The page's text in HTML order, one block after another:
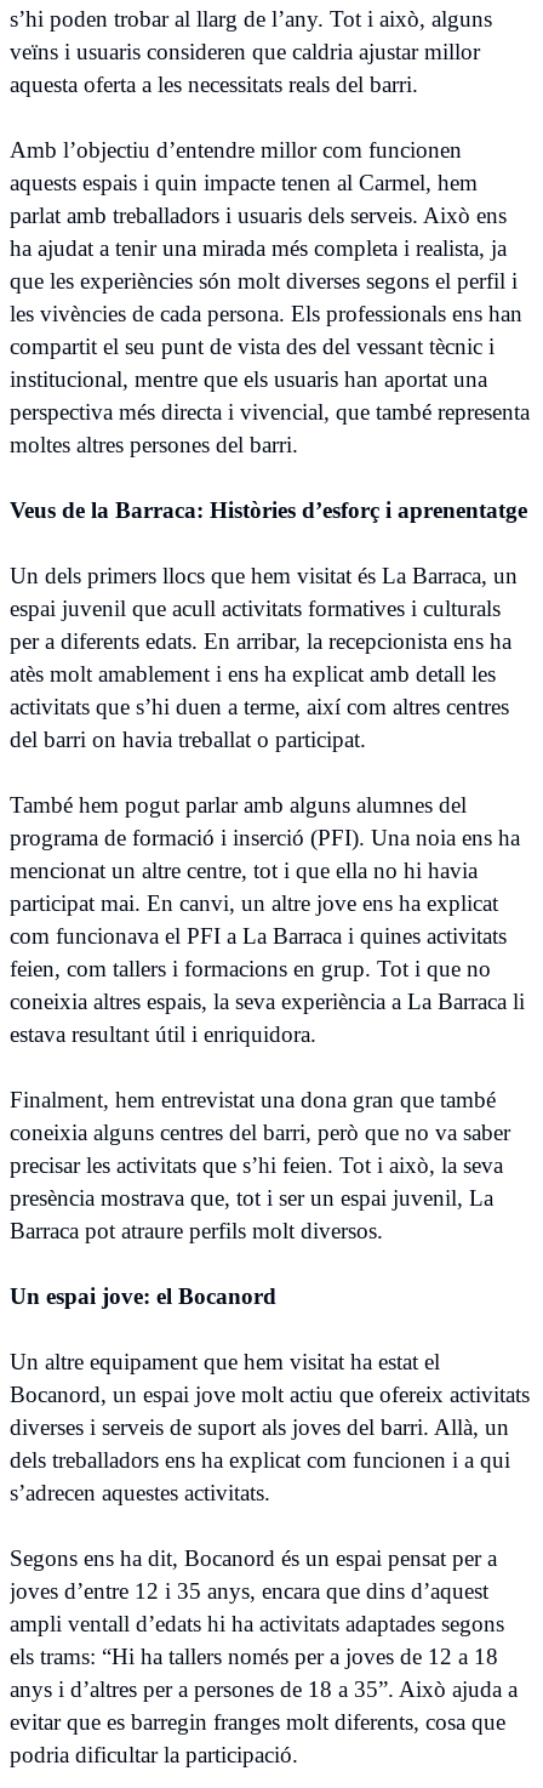
s’hi poden trobar al llarg de l’any. Tot i això, alguns
veïns i usuaris consideren que caldria ajustar millor
aquesta oferta a les necessitats reals del barri.
Amb l’objectiu d’entendre millor com funcionen
aquests espais i quin impacte tenen al Carmel, hem
parlat amb treballadors i usuaris dels serveis. Això ens
ha ajudat a tenir una mirada més completa i realista, ja
que les experiències són molt diverses segons el perfil i
les vivències de cada persona. Els professionals ens han
compartit el seu punt de vista des del vessant tècnic i
institucional, mentre que els usuaris han aportat una
perspectiva més directa i vivencial, que també representa
moltes altres persones del barri.
Veus de la Barraca: Històries d’esforç i aprenentatge
Un dels primers llocs que hem visitat és La Barraca, un
espai juvenil que acull activitats formatives i culturals
per a diferents edats. En arribar, la recepcionista ens ha
atès molt amablement i ens ha explicat amb detall les
activitats que s’hi duen a terme, així com altres centres
del barri on havia treballat o participat.
També hem pogut parlar amb alguns alumnes del
programa de formació i inserció (PFI). Una noia ens ha
mencionat un altre centre, tot i que ella no hi havia
participat mai. En canvi, un altre jove ens ha explicat
com funcionava el PFI a La Barraca i quines activitats
feien, com tallers i formacions en grup. Tot i que no
coneixia altres espais, la seva experiència a La Barraca li
estava resultant útil i enriquidora.
Finalment, hem entrevistat una dona gran que també
coneixia alguns centres del barri, però que no va saber
precisar les activitats que s’hi feien. Tot i això, la seva
presència mostrava que, tot i ser un espai juvenil, La
Barraca pot atraure perfils molt diversos.
Un espai jove: el Bocanord
Un altre equipament que hem visitat ha estat el
Bocanord, un espai jove molt actiu que ofereix activitats
diverses i serveis de suport als joves del barri. Allà, un
dels treballadors ens ha explicat com funcionen i a qui
s’adrecen aquestes activitats.
Segons ens ha dit, Bocanord és un espai pensat per a
joves d’entre 12 i 35 anys, encara que dins d’aquest
ampli ventall d’edats hi ha activitats adaptades segons
els trams: “Hi ha tallers només per a joves de 12 a 18
anys i d’altres per a persones de 18 a 35”. Això ajuda a
evitar que es barregin franges molt diferents, cosa que
podria dificultar la participació.